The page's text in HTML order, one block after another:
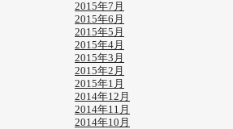
2015年7月
2015年6月
2015年5月
2015年4月
2015年3月
2015年2月
2015年1月
2014年12月
2014年11月
2014年10月